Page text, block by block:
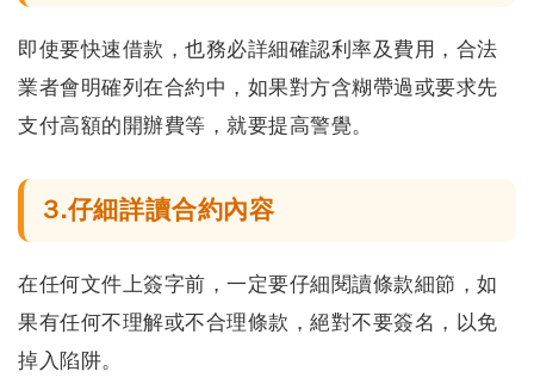
即使要快速借款，也務必詳細確認利率及費用 ，合法
業者會明確列在合約中，如果對方含糊帶過或要求先
支付高額的開辦費等，就要提高警覺。
3.仔細詳讀合約內容
在任何文件上簽字前，一定要仔細閱讀條款細節，如
果有任何不理解或不合理條款，絕對不要簽名，以免
掉入陷阱。